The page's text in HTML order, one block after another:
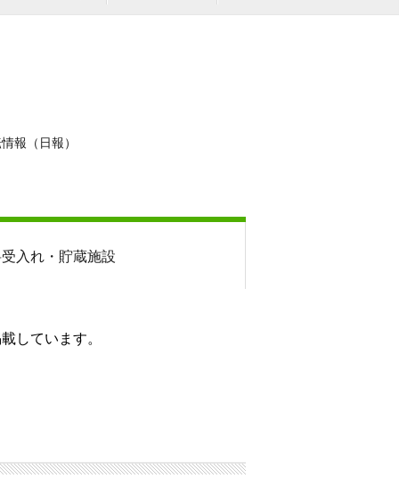
報（日報）
受入れ・貯蔵施設
しています。